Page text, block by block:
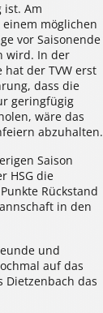
ist. Am
möglichen
vor Saisonende
wird. In der
der TVW erst
dass die
geringfügig
wäre das
abzuhalten.
Saison
HSG die
Rückstand
in den
und
auf das
Dietzenbach das